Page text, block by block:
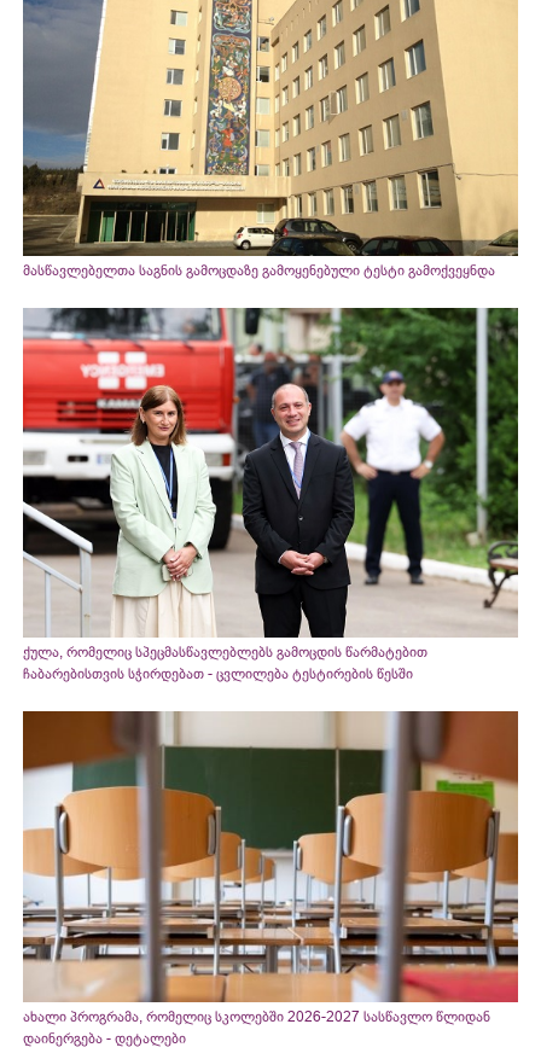
მასწავლებელთა საგნის გამოცდაზე გამოყენებული ტესტი გამოქვეყნდა
ქულა, რომელიც სპეცმასწავლებლებს გამოცდის წარმატებით
ჩაბარებისთვის სჭირდებათ - ცვლილება ტესტირების წესში
ახალი პროგრამა, რომელიც სკოლებში 2026-2027 სასწავლო წლიდან
დაინერგება - დეტალები